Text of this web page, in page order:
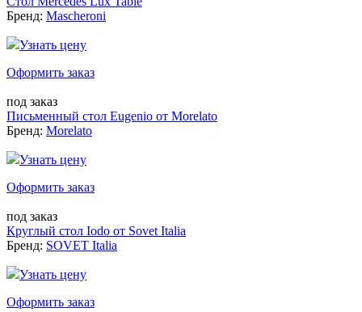
Бренд: Mascheroni
Узнать цену
Оформить заказ
под заказ
Письменный стол Eugenio от Morelato
Бренд: Morelato
Узнать цену
Оформить заказ
под заказ
Круглый стол Iodo от Sovet Italia
Бренд: SOVET Italia
Узнать цену
Оформить заказ